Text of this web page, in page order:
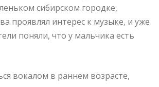
сибирском городке,
проявлял интерес к музыке, и уже
поняли, что у мальчика есть
вокалом в раннем возрасте,